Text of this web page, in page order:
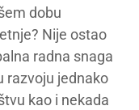
dobu
Nije ostao
radna snaga
razvoju jednako
kao i nekada